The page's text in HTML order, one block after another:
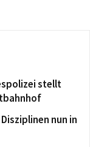
stellt
nun in